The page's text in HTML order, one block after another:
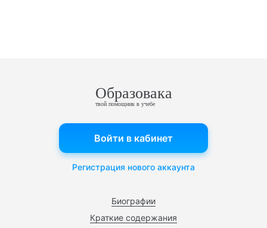
Образовака
твой помощник в учебе
Биографии
Краткие содержания
Войти в кабинет
Регистрация нового аккаунта